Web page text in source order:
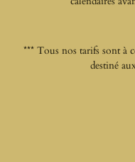
*** Tous nos tarifs sont à
destiné